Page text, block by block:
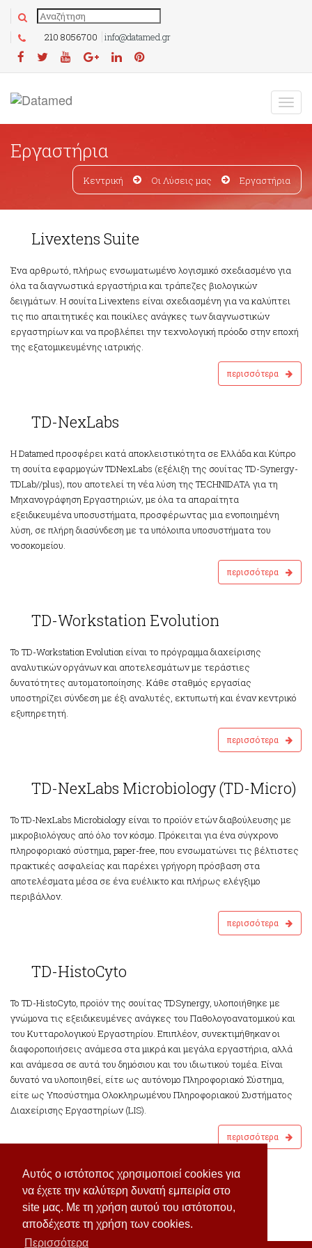
Αυτός ο ιστότοπος χρησιμοποιεί cookies για
να έχετε την καλύτερη δυνατή εμπειρία στο
site μας. Με τη χρήση αυτού του ιστότοπου,
αποδέχεστε τη χρήση των cookies.
Περισσότερα
210 8056700 info@datamed.gr
Εργαστήρια
Κεντρική Οι Λύσεις μας Εργαστήρια
Suite
Livextens Suite
Ένα αρθρωτό, πλήρως ενσωματωμένο λογισμικό σχεδιασμένο για
όλα τα διαγνωστικά εργαστήρια και τράπεζες βιολογικών
δειγμάτων. Η σουίτα Livextens είναι σχεδιασμένη για να καλύπτει
τις πιο απαιτητικές και ποικίλες ανάγκες των διαγνωστικών
εργαστηρίων και να προβλέπει την τεχνολογική πρόοδο στην εποχή
της εξατομικευμένης ιατρικής.
περισσότερα
TD-NexLabs
Η Datamed προσφέρει κατά αποκλειστικότητα σε Ελλάδα και Κύπρο
τη σουίτα εφαρμογών TDNexLabs (εξέλιξη της σουίτας TD-Synergy-
TDLab//plus), που αποτελεί τη νέα λύση της TECHNIDATA για τη
Μηχανογράφηση Εργαστηριών, με όλα τα απαραίτητα
εξειδικευμένα υποσυστήματα, προσφέρωντας μια ενοποιημένη
λύση, σε πλήρη διασύνδεση με τα υπόλοιπα υποσυστήματα του
νοσοκομείου.
περισσότερα
TD-Workstation Evolution
Το TD-Workstation Evolution είναι το πρόγραμμα διαχείρισης
αναλυτικών οργάνων και αποτελεσμάτων με τεράστιες
δυνατότητες αυτοματοποίησης. Κάθε σταθμός εργασίας
υποστηρίζει σύνδεση με έξι αναλυτές, εκτυπωτή και έναν κεντρικό
εξυπηρετητή.
περισσότερα
TD-NexLabs Microbiology (TD-Micro)
To TD-NexLabs Microbiology είναι το προϊόν ετών διαβούλευσης με
μικροβιολόγoυς από όλο τον κόσμο. Πρόκειται για ένα σύγχρονο
πληροφοριακό σύστημα, paper-free, που ενσωματώνει τις βέλτιστες
πρακτικές ασφαλείας και παρέχει γρήγορη πρόσβαση στα
αποτελέσματα μέσα σε ένα ευέλικτο και πλήρως ελέγξιμο
περιβάλλον.
περισσότερα
TD-HistoCyto
Το TD-HistoCyto, προϊόν της σουίτας TDSynergy, υλοποιήθηκε με
γνώμονα τις εξειδικευμένες ανάγκες του Παθολογοανατομικού και
του Κυτταρολογικού Εργαστηρίου. Επιπλέον, συνεκτιμήθηκαν οι
διαφοροποιήσεις ανάμεσα στα μικρά και μεγάλα εργαστήρια, αλλά
και ανάμεσα σε αυτά του δημόσιου και του ιδιωτικού τομέα. Είναι
δυνατό να υλοποιηθεί, είτε ως αυτόνομο Πληροφοριακό Σύστημα,
είτε ως Υποσύστημα Ολοκληρωμένου Πληροφοριακού Συστήματος
Διαχείρισης Εργαστηρίων (LIS).
περισσότερα
2 3